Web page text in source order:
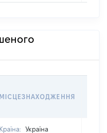
МІСЦЕЗНАХОДЖЕННЯ
Країна:
Україна